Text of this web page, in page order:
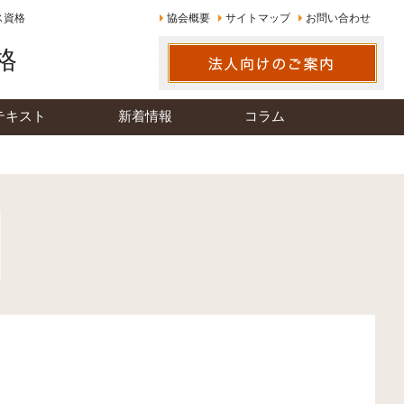
資格 協会概要 サイトマップ お問い合わせ
キスト 新着情報 コラム